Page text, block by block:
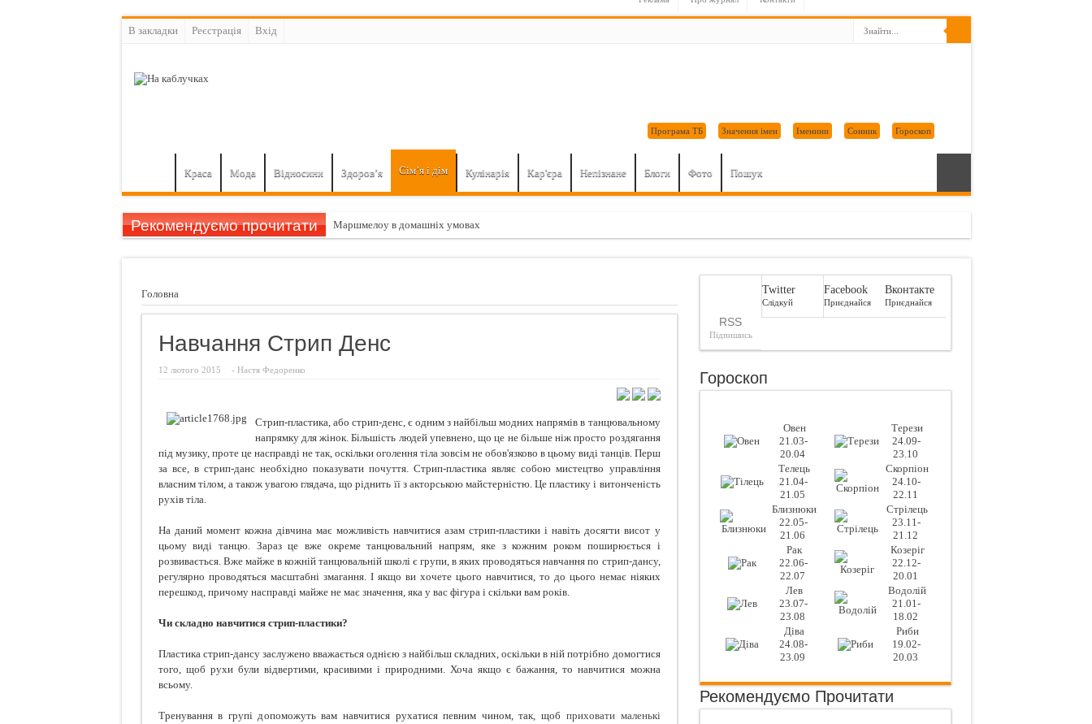
В закладки Реєстрація Вхiд
Гороскоп
Сонник
Іменини
Значення імен
Програма ТБ
Краса Мода Відносини Здоров’я Сім’я і дім Кулінарія Кар'єра Непізнане Блоги Фото Пошук
Рекомендуємо прочитати Маршмелоу в домашніх умовах
Шампуні домашнього приготування
Чуттєвий подарунок на 23 лютого: 8 секретів вправного мінета
Про що розповідають фото в соцмережах
Кокосовий пляцок з шоколадом
Головна
Навчання Стрип Денс
12 лютого 2015 - Настя Федоренко
Стрип-пластика, або стрип-денс, є одним з найбільш модних напрямів в танцювальному
напрямку для жінок. Більшість людей упевнено, що це не більше ніж просто роздягання
під музику, проте це насправді не так, оскільки оголення тіла зовсім не обов'язково в цьому виді танців. Перш
за все, в стрип-данс необхідно показувати почуття. Стрип-пластика являє собою мистецтво управління
власним тілом, а також увагою глядача, що ріднить її з акторською майстерністю. Це пластику і витонченість
рухів тіла.
На даний момент кожна дівчина має можливість навчитися азам стрип-пластики і навіть досягти висот у
цьому виді танцю. Зараз це вже окреме танцювальний напрям, яке з кожним роком поширюється і
розвивається. Вже майже в кожній танцювальній школі є групи, в яких проводяться навчання по стрип-дансу,
регулярно проводяться масштабні змагання. І якщо ви хочете цього навчитися, то до цього немає ніяких
перешкод, причому насправді майже не має значення, яка у вас фігура і скільки вам років.
Чи складно навчитися стрип-пластики?
Пластика стрип-дансу заслужено вважається однією з найбільш складних, оскільки в ній потрібно домогтися
того, щоб рухи були відвертими, красивими і природними. Хоча якщо є бажання, то навчитися можна
всьому.
Тренування в групі допоможуть вам навчитися рухатися певним чином, так, щоб приховати маленькі
RSS
Підпишись
Twitter
Слідкуй
Facebook
Приєднайся
Вконтакте
Приєднайся
Гороскоп
Овен
21.03-
20.04
Терези
24.09-
23.10
Телець
21.04-
21.05
Скорпіон
24.10-
22.11
Близнюки
22.05-
21.06
Стрілець
23.11-
21.12
Рак
22.06-
22.07
Козеріг
22.12-
20.01
Лев
23.07-
23.08
Водолій
21.01-
18.02
Діва
24.08-
23.09
Риби
19.02-
20.03
Рекомендуємо Прочитати